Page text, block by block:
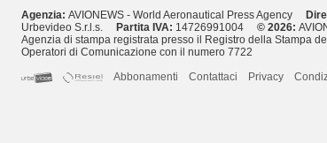
Agenzia: AVIONEWS - World Aeronautical Press Agency
Urbevideo S.r.l.s.
Partita IVA: 14726991004 © 2026:
Agenzia di stampa registrata presso il Registro della Stampa
Operatori di Comunicazione con il numero 7722
Abbonamenti
Contattaci Privacy